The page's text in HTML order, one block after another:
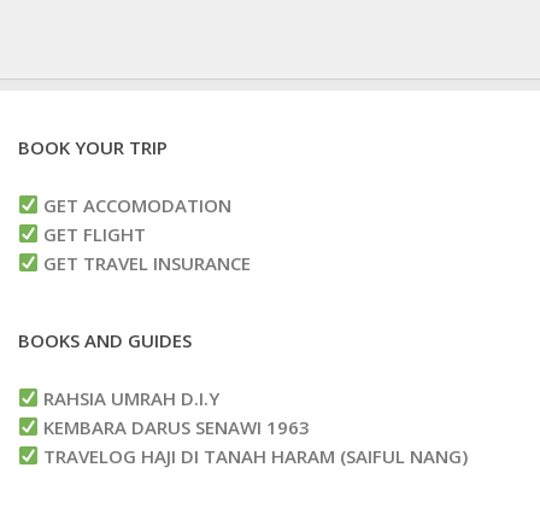
BOOK YOUR TRIP
GET ACCOMODATION
GET FLIGHT
GET TRAVEL INSURANCE
BOOKS AND GUIDES
RAHSIA UMRAH D.I.Y
KEMBARA DARUS SENAWI 1963
TRAVELOG HAJI DI TANAH HARAM (SAIFUL NANG)